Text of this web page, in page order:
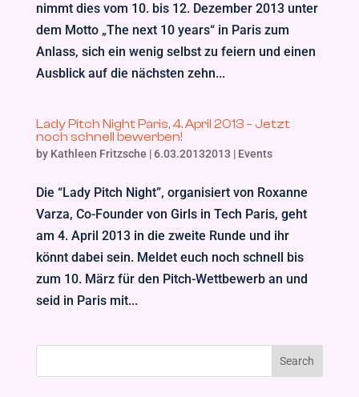
nimmt dies vom 10. bis 12. Dezember 2013 unter
dem Motto „The next 10 years“ in Paris zum
Anlass, sich ein wenig selbst zu feiern und einen
Ausblick auf die nächsten zehn...
Lady Pitch Night Paris, 4. April 2013 – Jetzt
noch schnell bewerben!
by Kathleen Fritzsche |6.03.20132013 | Events
Die “Lady Pitch Night”, organisiert von Roxanne
Varza, Co-Founder von Girls in Tech Paris, geht
am 4. April 2013 in die zweite Runde und ihr
könnt dabei sein. Meldet euch noch schnell bis
zum 10. März für den Pitch-Wettbewerb an und
seid in Paris mit...
Search